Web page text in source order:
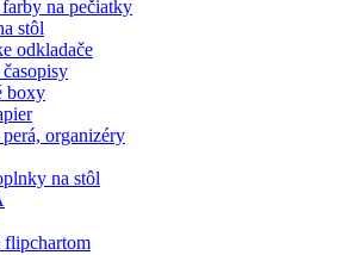
na pečiatky
stôl
odkladače
boxy
organizéry
na stôl